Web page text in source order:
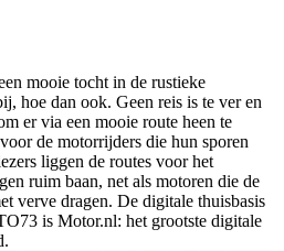
mooie tocht in de rustieke
hoe dan ook. Geen reis is te ver en
er via een mooie route heen te
de motorrijders die hun sporen
liggen de routes voor het
ruim baan, net als motoren die de
verve dragen. De digitale thuisbasis
is Motor.nl: het grootste digitale